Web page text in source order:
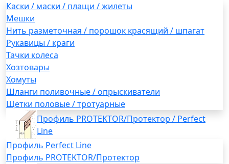
Каски / маски / плащи / жилеты
Мешки
Нить разметочная / порошок красящий / шпагат
Рукавицы / краги
Тачки колеса
Хозтовары
Хомуты
Шланги поливочные / опрыскиватели
Щетки половые / тротуарные
Профиль PROTEKTOR/Протектор / Perfect
Line
Профиль Perfect Line
Профиль PROTEKTOR/Протектор